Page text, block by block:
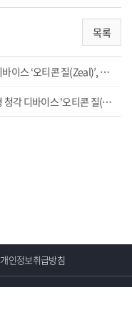
목록
[파이낸스투데이] 완벽한 청각 디바이스 ‘오티콘 질(Zeal)’, 전국 21개 앰버서더 대리점...
[서울신문] 올인원 오픈 컴팩트형 청각 디바이스 '오티콘 질(Zeal)', 국내 출시
개인정보취급방침